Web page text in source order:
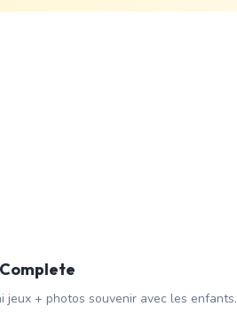
jeux + photos souvenir avec les enfants.